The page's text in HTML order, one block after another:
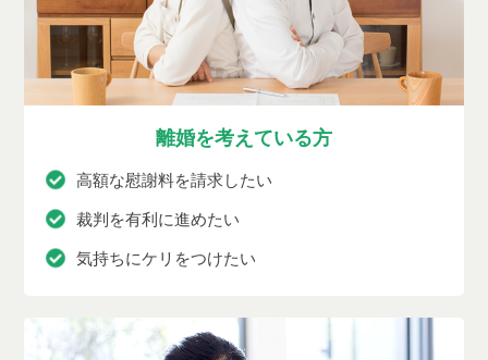
離婚を考えている方
高額な慰謝料を請求したい
裁判を有利に進めたい
気持ちにケリをつけたい